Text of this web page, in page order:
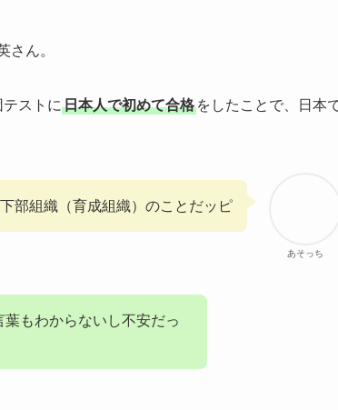
さん。
テストに 日本人で初めて合格 をしたことで、日本
あそっち
部組織（育成組織）のことだッピ
もわからないし不安だっ